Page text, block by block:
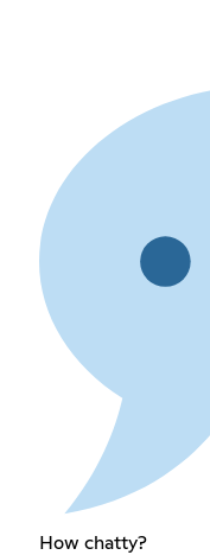
How chatty?